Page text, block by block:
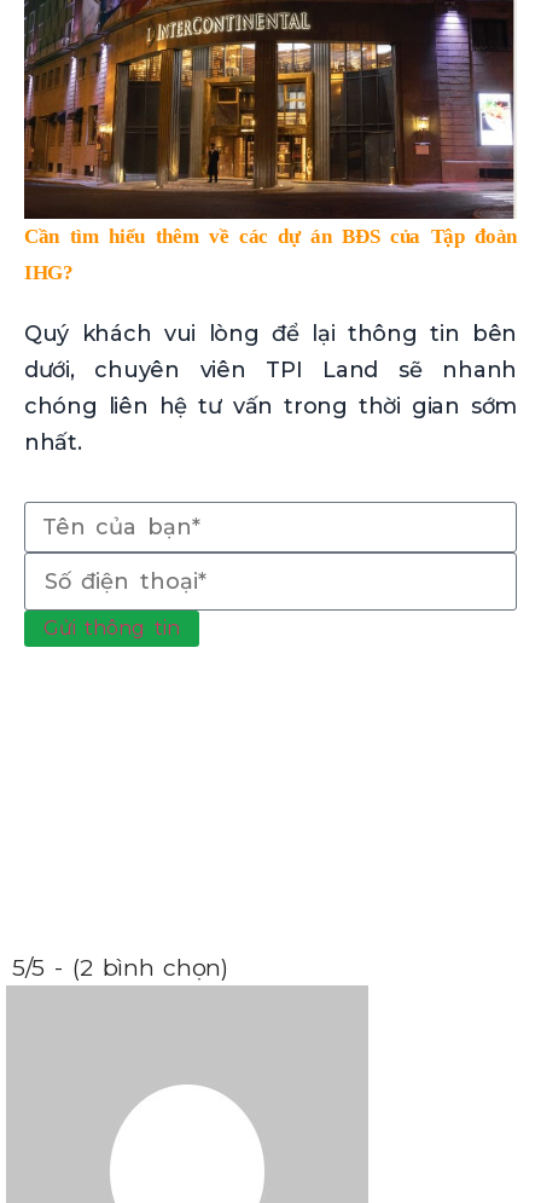
Cần tìm hiểu thêm về các dự án BĐS của Tập đoàn
IHG?
Quý khách vui lòng để lại thông tin bên
dưới, chuyên viên TPI Land sẽ nhanh
chóng liên hệ tư vấn trong thời gian sớm
nhất.
Gửi thông tin
5/5 - (2 bình chọn)